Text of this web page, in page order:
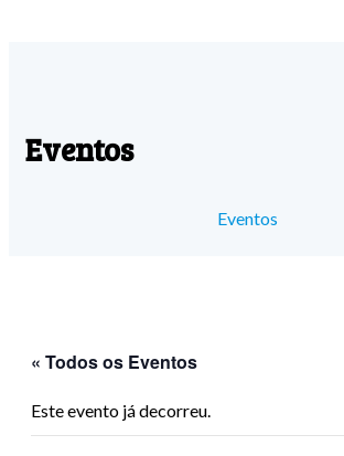
Eventos
Eventos
« Todos os Eventos
Este evento já decorreu.